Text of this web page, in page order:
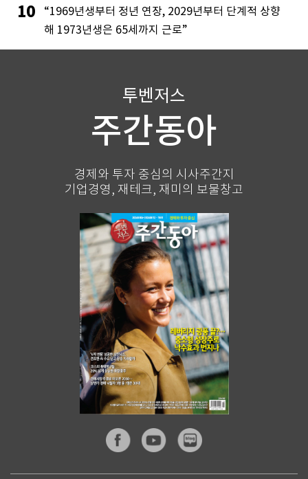
10
“1969년생부터 정년 연장, 2029년부터 단계적 상향
해 1973년생은 65세까지 근로”
투벤저스
주간동아
경제와 투자 중심의 시사주간지
기업경영, 재테크, 재미의 보물창고